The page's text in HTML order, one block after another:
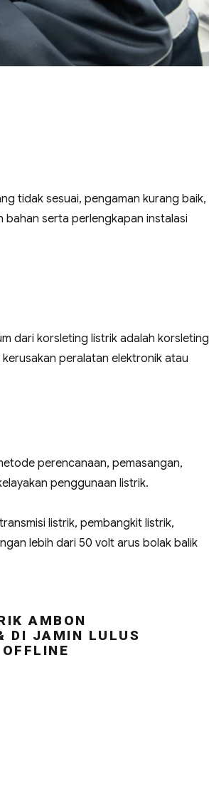
tidak sesuai, pengaman kurang baik,
bahan serta perlengkapan instalasi
dari korsleting listrik adalah korsleting
peralatan elektronik atau
perencanaan, pemasangan,
penggunaan listrik.
listrik, pembangkit listrik,
lebih dari 50 volt arus bolak balik
AMBON
DI JAMIN LULUS